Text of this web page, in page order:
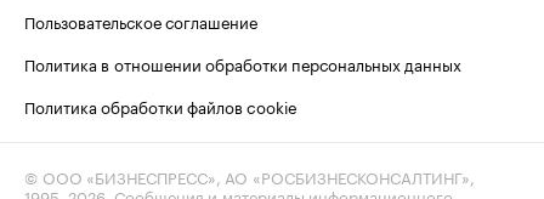
Пользовательское соглашение
Политика в отношении обработки персональных данных
Политика обработки файлов cookie
© ООО «БИЗНЕСПРЕСС», АО «РОСБИЗНЕСКОНСАЛТИНГ»,